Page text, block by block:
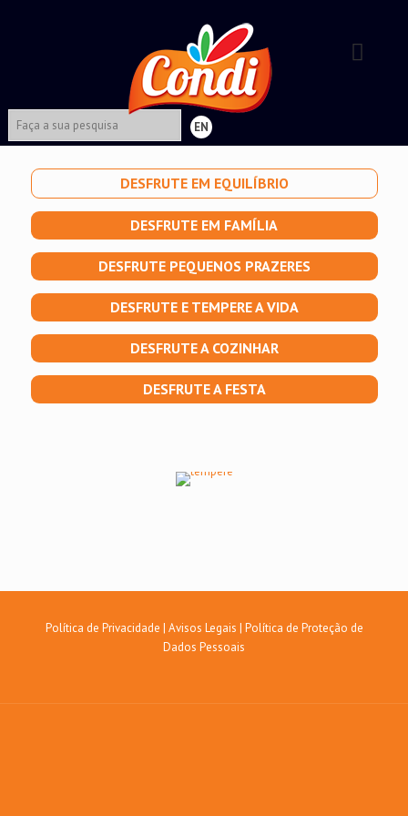
EN
DESFRUTE EM EQUILÍBRIO
DESFRUTE EM FAMÍLIA
DESFRUTE PEQUENOS PRAZERES
DESFRUTE E TEMPERE A VIDA
DESFRUTE A COZINHAR
DESFRUTE A FESTA
Política de Privacidade | Avisos Legais | Política de Proteção de
Dados Pessoais